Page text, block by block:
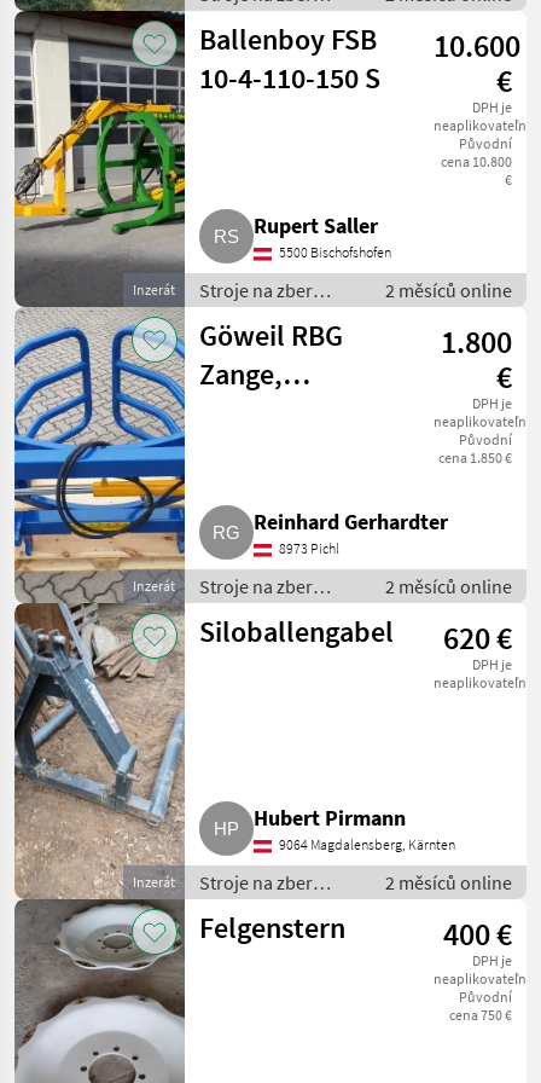
objemových krmív /
transportéry
balíkov
Inzerát
Ballenboy FSB
10-4-110-150 S
10.600
€
DPH je
neaplikovateľné
Původní
cena 10.800
€
Rupert Saller
5500 Bischofshofen
Stroje na zber
objemových krmív /
transportéry
balíkov
2 měsíců online
Inzerát
Göweil RBG
Zange,
1.800
€
DPH je
neaplikovateľné
Původní
cena 1.850 €
Reinhard Gerhardter
8973 Pichl
Stroje na zber
objemových krmív /
transportéry
2 měsíců online
Inzerát
Siloballengabel 620 €
DPH je
neaplikovateľné
Hubert Pirmann
9064 Magdalensberg, Kärnten
Stroje na zber
objemových krmív /
transportéry
2 měsíců online
Felgenstern 400 €
DPH je
neaplikovateľné
Původní
cena 750 €